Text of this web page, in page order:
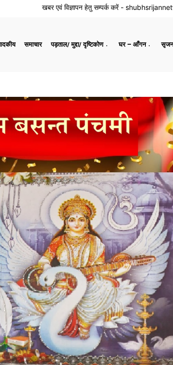
खबर एवं विज्ञापन हेतु सम्पर्क करें -
समाचार पड़ताल/ मुद्दा/ दृष्टिकोण घर – आँगन